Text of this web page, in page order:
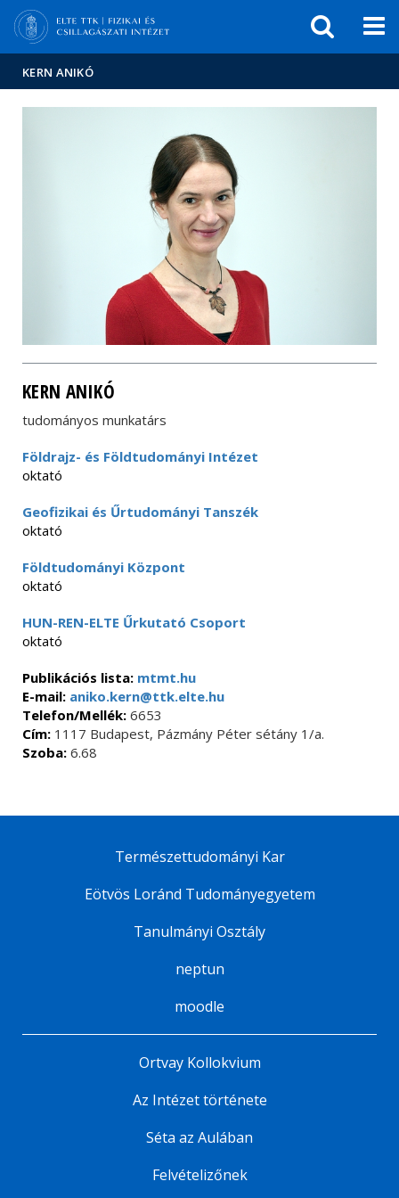
Események
sajtóban
KERN ANIKÓ
KERN ANIKÓ
tudományos munkatárs
Földrajz- és Földtudományi Intézet
oktató
Geofizikai és Űrtudományi Tanszék
oktató
Földtudományi Központ
oktató
HUN-REN-ELTE Űrkutató Csoport
oktató
Publikációs lista: mtmt.hu
E-mail: aniko.kern@ttk.elte.hu
Telefon/Mellék: 6653
Cím: 1117 Budapest, Pázmány Péter sétány 1/a.
Szoba: 6.68
Természettudományi Kar
Eötvös Loránd Tudományegyetem
Tanulmányi Osztály
neptun
moodle
Ortvay Kollokvium
Az Intézet története
Séta az Aulában
Felvételizőnek